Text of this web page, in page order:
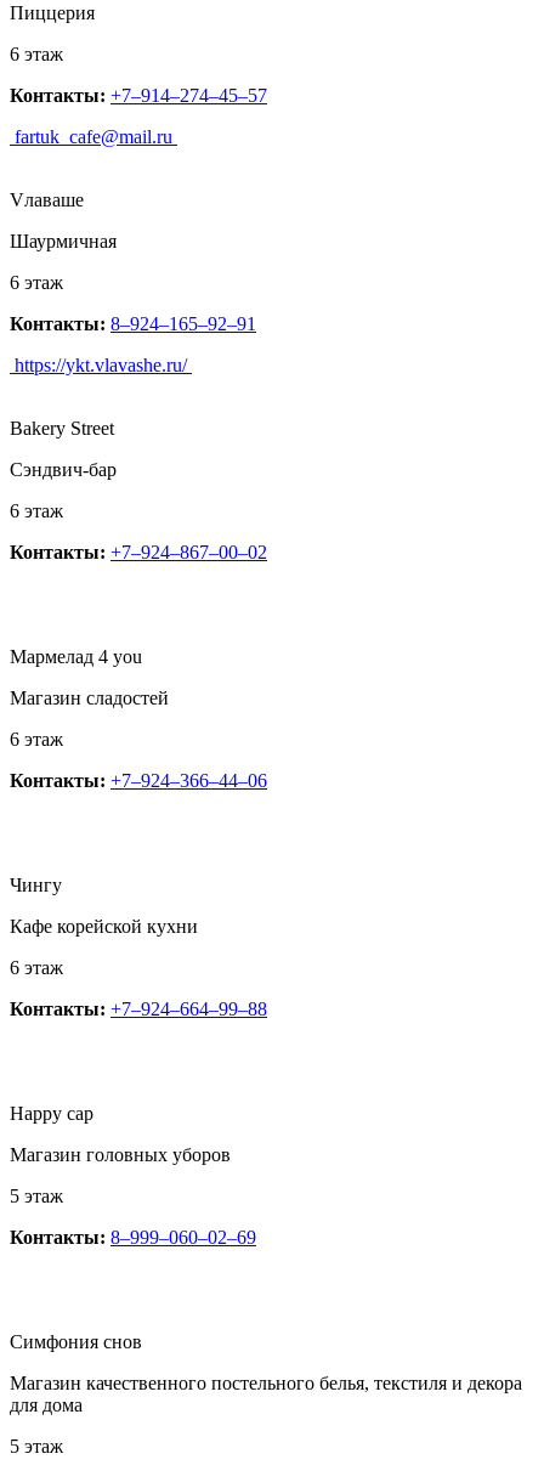
Пиццерия
6 этаж
Контакты: +7‒914‒274‒45‒57
fartuk_cafe@mail.ru
Vлаваше
Шаурмичная
6 этаж
Контакты: 8‒924‒165‒92‒91
https://ykt.vlavashe.ru/
Bakery Street
Сэндвич-бар
6 этаж
Контакты: +7‒924‒867‒00‒02
Мармелад 4 you
Магазин сладостей
6 этаж
Контакты: +7‒924‒366‒44‒06
Чингу
Кафе корейской кухни
6 этаж
Контакты: +7‒924‒664‒99‒88
Happy cap
​Магазин головных уборов
5 этаж
Контакты: 8‒999‒060‒02‒69
Симфония снов
Магазин качественного постельного белья, текстиля и декора
для дома
5 этаж